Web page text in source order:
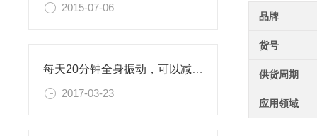
2015-07-06
每天20分钟全身振动，可以减肥、对抗糖尿病
2017-03-23
品牌
货号
供货周期
应用领域